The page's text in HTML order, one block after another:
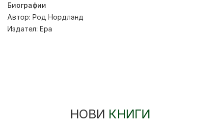
Биографии
Автор: Род Нордланд
Издател: Ера
НОВИ КНИГИ